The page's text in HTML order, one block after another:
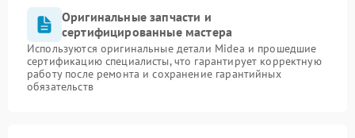
Оригинальные запчасти и
сертифицированные мастера
Используются оригинальные детали Midea и прошедшие
сертификацию специалисты, что гарантирует корректную
работу после ремонта и сохранение гарантийных
обязательств